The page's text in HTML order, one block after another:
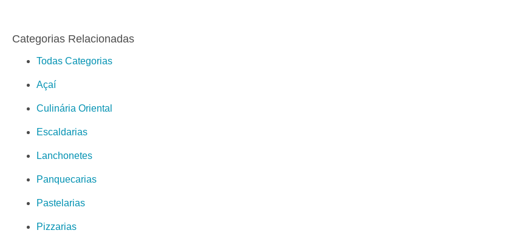
Categorias Relacionadas
Todas Categorias
Açaí
Culinária Oriental
Escaldarias
Lanchonetes
Panquecarias
Pastelarias
Pizzarias